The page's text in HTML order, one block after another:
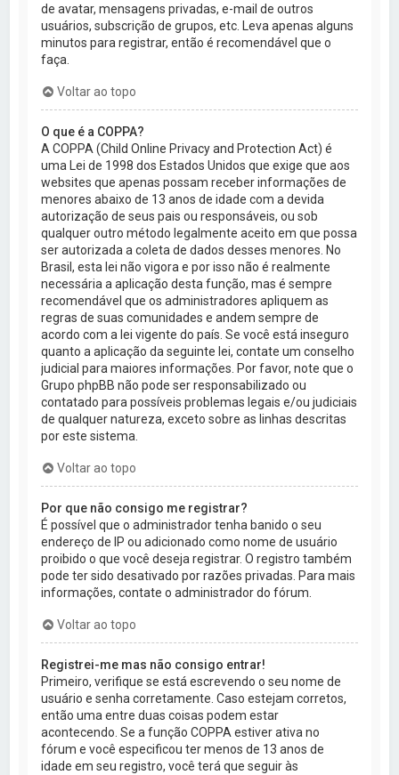
de avatar, mensagens privadas, e-mail de outros
usuários, subscrição de grupos, etc. Leva apenas alguns
minutos para registrar, então é recomendável que o
faça.
Voltar ao topo
O que é a COPPA?
A COPPA (Child Online Privacy and Protection Act) é
uma Lei de 1998 dos Estados Unidos que exige que aos
websites que apenas possam receber informações de
menores abaixo de 13 anos de idade com a devida
autorização de seus pais ou responsáveis, ou sob
qualquer outro método legalmente aceito em que possa
ser autorizada a coleta de dados desses menores. No
Brasil, esta lei não vigora e por isso não é realmente
necessária a aplicação desta função, mas é sempre
recomendável que os administradores apliquem as
regras de suas comunidades e andem sempre de
acordo com a lei vigente do país. Se você está inseguro
quanto a aplicação da seguinte lei, contate um conselho
judicial para maiores informações. Por favor, note que o
Grupo phpBB não pode ser responsabilizado ou
contatado para possíveis problemas legais e/ou judiciais
de qualquer natureza, exceto sobre as linhas descritas
por este sistema.
Voltar ao topo
Por que não consigo me registrar?
É possível que o administrador tenha banido o seu
endereço de IP ou adicionado como nome de usuário
proibido o que você deseja registrar. O registro também
pode ter sido desativado por razões privadas. Para mais
informações, contate o administrador do fórum.
Voltar ao topo
Registrei-me mas não consigo entrar!
Primeiro, verifique se está escrevendo o seu nome de
usuário e senha corretamente. Caso estejam corretos,
então uma entre duas coisas podem estar
acontecendo. Se a função COPPA estiver ativa no
fórum e você especificou ter menos de 13 anos de
idade em seu registro, você terá que seguir às